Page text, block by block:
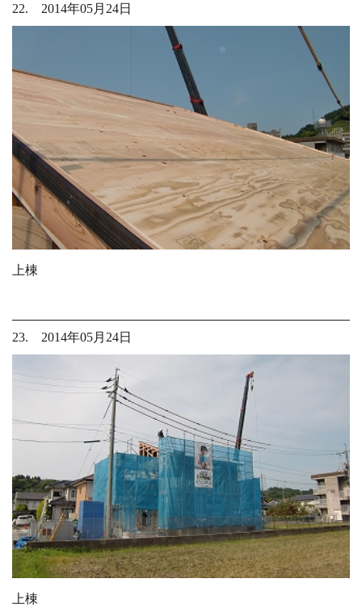
22. 2014年05月24日
上棟
23. 2014年05月24日
上棟